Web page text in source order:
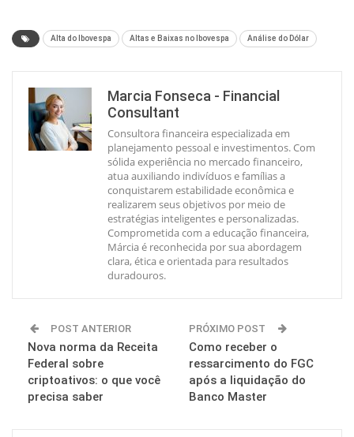
Alta do Ibovespa Altas e Baixas no Ibovespa Análise do Dólar
Marcia Fonseca - Financial
Consultant
Consultora financeira especializada em
planejamento pessoal e investimentos. Com
sólida experiência no mercado financeiro,
atua auxiliando indivíduos e famílias a
conquistarem estabilidade econômica e
realizarem seus objetivos por meio de
estratégias inteligentes e personalizadas.
Comprometida com a educação financeira,
Márcia é reconhecida por sua abordagem
clara, ética e orientada para resultados
duradouros.
POST ANTERIOR
Nova norma da Receita
Federal sobre
criptoativos: o que você
precisa saber
PRÓXIMO POST
Como receber o
ressarcimento do FGC
após a liquidação do
Banco Master